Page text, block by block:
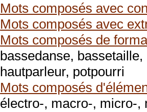
Mots composés avec
Mots composés avec
Mots composés de
bassedanse,
hautparleur, potpourri
Mots composés
électro-, macro-, micro-,